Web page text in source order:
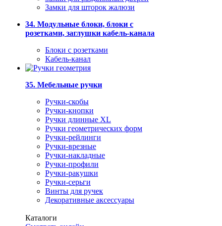
Замки для шторок жалюзи
34. Модульные блоки, блоки с
розетками, заглушки кабель-канала
Блоки с розетками
Кабель-канал
35. Мебельные ручки
Ручки-скобы
Ручки-кнопки
Ручки длинные XL
Ручки геометрических форм
Ручки-рейлинги
Ручки-врезные
Ручки-накладные
Ручки-профили
Ручки-ракушки
Ручки-серьги
Винты для ручек
Декоративные аксессуары
Каталоги